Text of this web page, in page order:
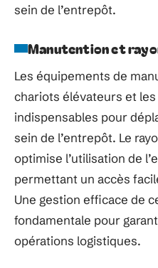
sein de l’entrepôt.
Manutention et
Les équipements de
chariots élévateurs et
indispensables pour
sein de l’entrepôt. Le
optimise l’utilisation de
permettant un accès
Une gestion efficace de
fondamentale pour
opérations logistiques.